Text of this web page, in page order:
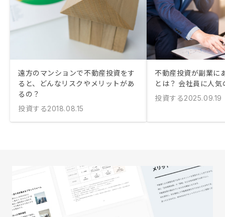
遠方のマンションで不動産投資をす
ると、どんなリスクやメリットがあ
るの？
投資する2018.08.15
不動産投資が副業に
とは？ 会社員に人
投資する2025.09.19